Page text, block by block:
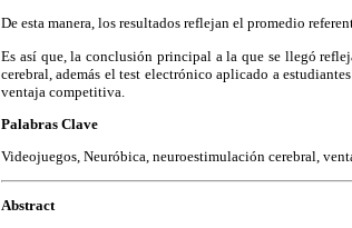
De esta manera, los resultados reflejan el promedio
Es así que, la conclusión principal a la que se llegó
cerebral, además el test electrónico aplicado a
ventaja competitiva.
Palabras Clave
Videojuegos, Neuróbica, neuroestimulación cerebral,
Abstract